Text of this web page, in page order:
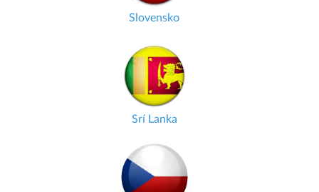
Slovensko
Srí Lanka